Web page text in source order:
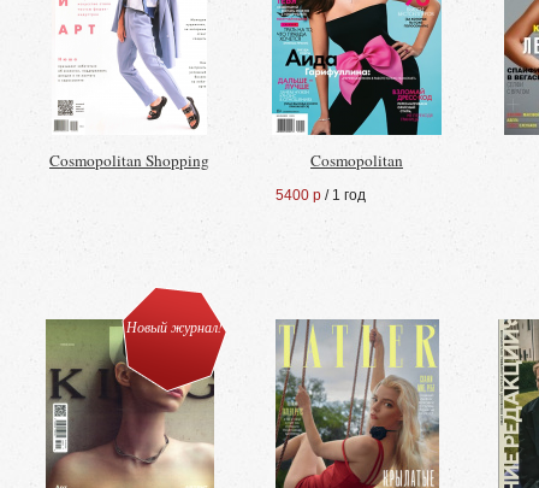
Cosmopolitan Shopping Cosmopolitan
5400 р / 1 год
Новый журнал!